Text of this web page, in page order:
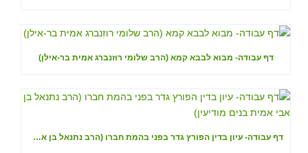
דף עבודה- מבוא לבבא קמא (הרב שלומי רוזנברג אמית בר-אילן)
דף עבודה- עיון בדין הפורץ גדר בפני בהמת חברו (הרב נתנאל בן אבי אמית בנים מודיעין)